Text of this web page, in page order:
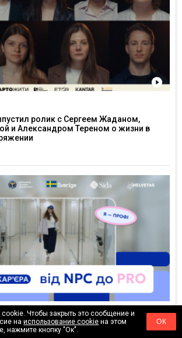
ролик с Сергеем Жаданом,
и Александром Тереном о жизни в
служба занятости
cookie. Чтобы закрыть это сообщение и
наиспользование cookie на этом
нажмите кнопку "Ок".
ОК